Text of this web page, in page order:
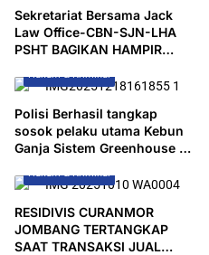
Sekretariat Bersama Jack
Law Office-CBN-SJN-LHA
PSHT BAGIKAN HAMPIR
RAMADAN
Polisi Berhasil tangkap
sosok pelaku utama Kebun
Ganja Sistem Greenhouse di
RESIDIVIS CURANMOR
JOMBANG TERTANGKAP
SAAT TRANSAKSI JUAL